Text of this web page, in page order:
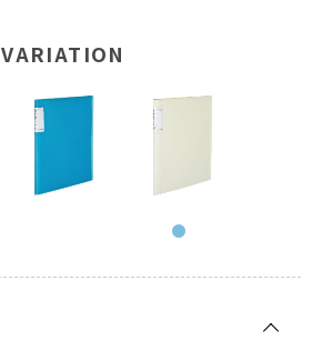
VARIATION